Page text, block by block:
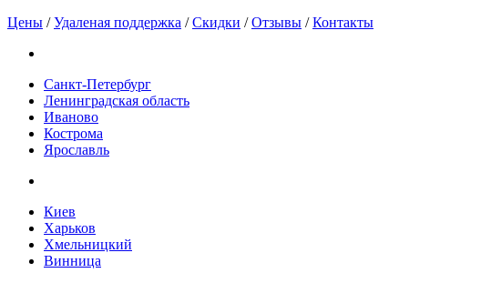
Цены /Удаленая поддержка /Скидки /Отзывы /Контакты
Санкт-Петербург
Ленинградская область
Иваново
Кострома
Ярославль
Киев
Харьков
Хмельницкий
Винница